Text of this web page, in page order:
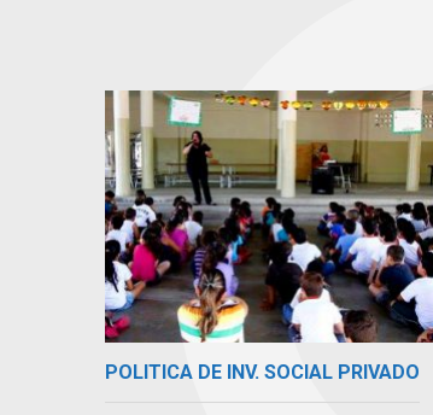
POLITICA DE INV. SOCIAL PRIVADO